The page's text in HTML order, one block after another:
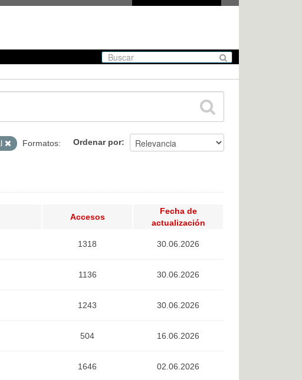
Ordenar por
Formatos:
Accesos
Fecha de
actualización
1318 30.06.2026
1136 30.06.2026
1243 30.06.2026
504 16.06.2026
1646 02.06.2026